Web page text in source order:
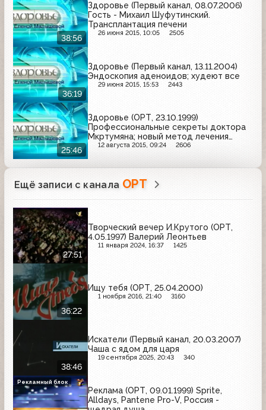
38:56
Здоровье (Первый канал, 08.07.2006)
Гость - Михаил Шуфутинский.
Трансплантация печени
26 июня 2015, 10:05 2505
36:19
Здоровье (Первый канал, 13.11.2004)
Эндоскопия аденоидов; худеют все
29 июня 2015, 15:53 2443
25:46
Здоровье (ОРТ, 23.10.1999)
Профессиональные секреты доктора
Мкртумяна; новый метод лечения
ожирения
12 августа 2015, 09:24 2606
Ещё записи с канала ОРТ
27:51
Творческий вечер И.Крутого (ОРТ,
4.05.1997) Валерий Леонтьев
11 января 2024, 16:37 1425
36:22
Ищу тебя (ОРТ, 25.04.2000)
1 ноября 2016, 21:40 3160
38:46
Искатели (Первый канал, 20.03.2007)
Чаша с ядом для царя
19 сентября 2025, 20:43 340
Реклама (ОРТ, 09.01.1999) Sprite,
Alldays, Pantene Pro-V, Россия -
Рекламный блок